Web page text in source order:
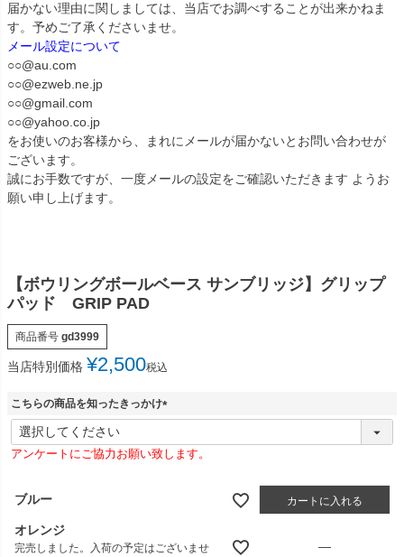
届かない理由に関しましては、当店でお調べすることが出来かねま
す。予めご了承くださいませ。
メール設定について
○○@au.com
○○@ezweb.ne.jp
○○@gmail.com
○○@yahoo.co.jp
をお使いのお客様から、まれにメールが届かないとお問い合わせが
ございます。
誠にお手数ですが、一度メールの設定をご確認いただきます ようお
願い申し上げます。
【ボウリングボールベース サンブリッジ】グリップ
パッド GRIP PAD
商品番号 gd3999
当店特別価格 ¥2,500税込
こちらの商品を知ったきっかけ
(
須
アンケートにご協力お願い致します。
ブルー カートに入れる
オレンジ
完売しました。入荷の予定はございませ
—